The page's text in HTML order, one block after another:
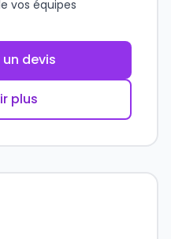
vos équipes
devis
plus